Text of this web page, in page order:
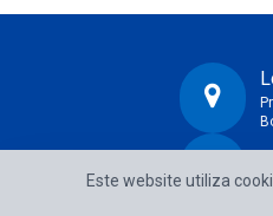
Este website utiliza